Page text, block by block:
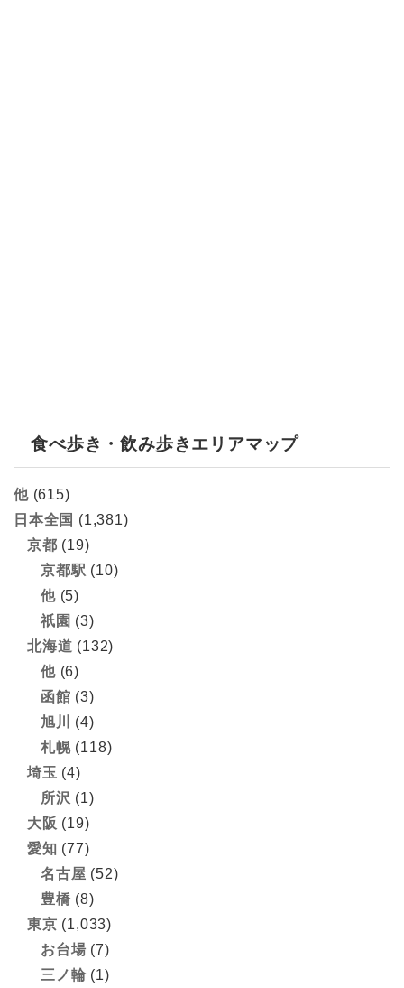
食べ歩き・飲み歩きエリアマップ
他(615)
日本全国 (1,381)
京都 (19)
京都駅 (10)
他(5)
祇園 (3)
北海道 (132)
他(6)
函館 (3)
旭川
(4)
札幌(118)
埼玉 (4)
所沢 (1)
大阪 (19)
愛知 (77)
名古屋 (52)
豊橋 (8)
東京 (1,033)
お台場 (7)
三ノ輪 (1)